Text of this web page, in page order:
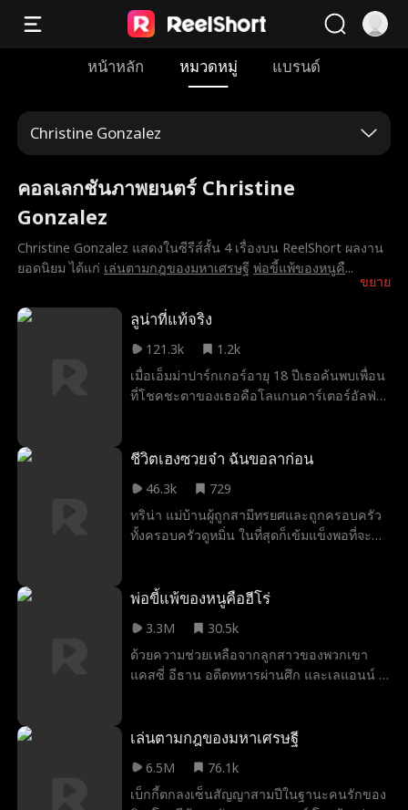
หน้าหลัก หมวดหมู่ แบรนด์
Christine Gonzalez
คอลเลกชันภาพยนตร์ Christine
Gonzalez
ขยาย
Christine Gonzalez แสดงในซีรีส์สั้น 4 เรื่องบน ReelShort ผลงาน
ยอดนิยม ได้แก่ เล่นตามกฎของมหาเศรษฐี พ่อขี้แพ้ของหนูคื...
ลูน่าที่แท้จริง
121.3k
1.2k
เมื่อเอ็มม่าปาร์กเกอร์อายุ 18 ปีเธอค้นพบเพื่อน
ที่โชคชะตาของเธอคือโลแกนคาร์เตอร์อัลฟ่า
หลังจากนั้นไม่นานเอ็มม่าก็รู้ว่าเธอไม่ใช่
กำลังตามเธอมา อัลฟ่าโลแกนปฏิเสธเอ็มม่าดัง
นั้นทำไมเขาถึงเต็มใจที่จะเสี่ยงต่อการรักษา
เอ็มม่าให้ปลอดภัย?
ชีวิตเฮงซวยจ๋า ฉันขอลาก่อน
46.3k
729
ทริน่า แม่บ้านผู้ถูกสามีทรยศและถูกครอบครัว
ทั้งครอบครัวดูหมิ่น ในที่สุดก็เข้มแข็งพอที่จะ
เริ่มต้นขึ้น
พ่อขี้แพ้ของหนูคือฮีโร่
3.3M
30.5k
ด้วยความช่วยเหลือจากลูกสาวของพวกเขา
แคสซี่ อีธาน อดีตทหารผ่านศึก และเลแอนน์ ซี
ครอบครัว แต่เลแอนน์ยังคงอยู่เคียงข้างอีธาน
เขาจากภัยคุกคามต่างๆ แม้จะถูกตราหน้าว่า
เป็นคนขี้ขลาดและเกาะภรรยากิน แต่อีธานก
เล่นตามกฎของมหาเศรษฐี
6.5M
76.1k
เบ็กกี้ตกลงเซ็นสัญญาสามปีในฐานะคนรักของ